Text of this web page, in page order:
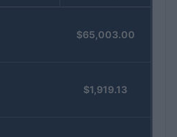
$65,003.00
$1,919.13